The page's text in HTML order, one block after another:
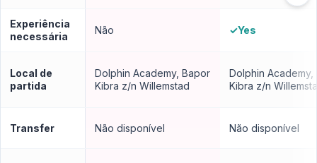
Experiência
necessária
Não ✓Yes
Local de
partida
Dolphin Academy, Bapor
Kibra z/n Willemstad
Dolphin Academy,
Kibra z/n
Transfer Não disponível Não disponível